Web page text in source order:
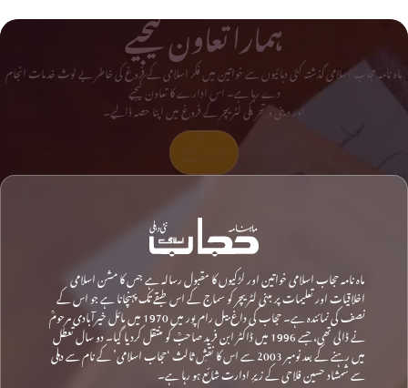
ہمارا تعاون کیجیے
ماہ نامہ حجاب اسلامی گذشتہ کئی دہائیوں سے خواتین میں فکر اسلامی کے فروغ کی خاطر بے لوث خدمات انجام
دے رہا ہے۔ اس ادارے کا تعاون کیجیے
اور دینی و تحریکی لٹریچر کے فروغ میں اپنا حصہ ڈالیے۔
ماہ نامہ حجاب اسلامی خواتین اور لڑکیوں کا مقبول رسالہ ہے جس کا مشن اسلامی
اخلاقیات اور تعلیمات پر مبنی لٹریچر کو سماج کے اس طبقے تک پہنچانا ہے جو اس کے
نصف کی نمائندہ ہے۔ حجاب کی داغ بیل رام پور میں 1970 میں مائل خیرآبادی مرحومؒ
نے ڈالی تھی، جسے 1996 میں ڈاکٹر ابن فرید صاحبؒ کو منتقل کردیا گیا۔ دو سال تعطل
میں رہنے کے بعد نومبر 2003 سے اس کا نقشِ ثالث ‘حجاب اسلامی’ کے نام سے دہلی
سے شمشاد حسین فلاحی کے زیرِ ادارت شائع ہو رہا ہے۔